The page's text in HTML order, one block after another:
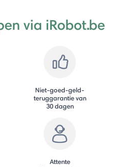
via iRobot.be
Niet-goed-geld-
teruggarantie van
30 dagen
Attente